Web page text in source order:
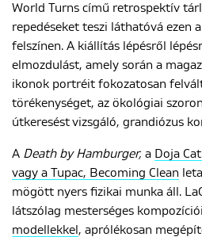
World Turns című retrospektív
repedéseket teszi láthatóvá ezen
felszínen. A kiállítás lépésről
elmozdulást, amely során a
ikonok portréit fokozatosan
törékenységet, az ökológiai
útkeresést vizsgáló, grandiózus
A Death by Hamburger, a Doja
vagy a Tupac, Becoming Clean
mögött nyers fizikai munka áll.
látszólag mesterséges
modellekkel , aprólékosan